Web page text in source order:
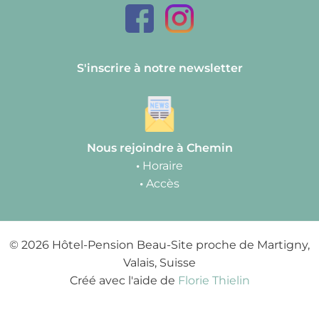
S'inscrire à notre newsletter
Nous rejoindre à Chemin
• Horaire
• Accès
© 2026 Hôtel-Pension Beau-Site proche de Martigny,
Valais, Suisse
Créé avec l'aide de Florie Thielin